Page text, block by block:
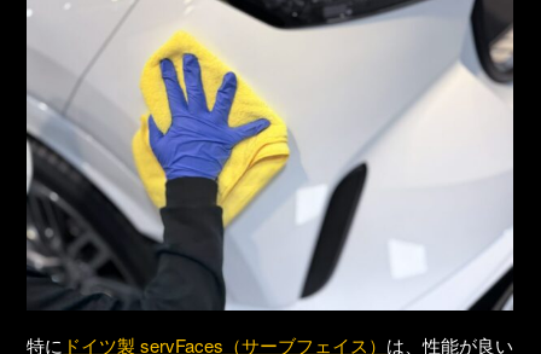
特に ドイツ製 servFaces（サーブフェイス） は、性能が良い